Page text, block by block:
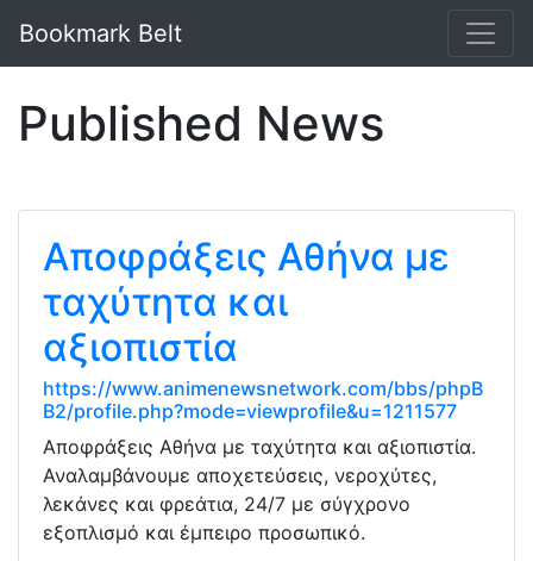
Bookmark Belt
Published News
Αποφράξεις Αθήνα με
ταχύτητα και
αξιοπιστία
https://www.animenewsnetwork.com/bbs/phpB
B2/profile.php?mode=viewprofile&u=1211577
Αποφράξεις Αθήνα με ταχύτητα και αξιοπιστία.
Αναλαμβάνουμε αποχετεύσεις, νεροχύτες,
λεκάνες και φρεάτια, 24/7 με σύγχρονο
εξοπλισμό και έμπειρο προσωπικό.